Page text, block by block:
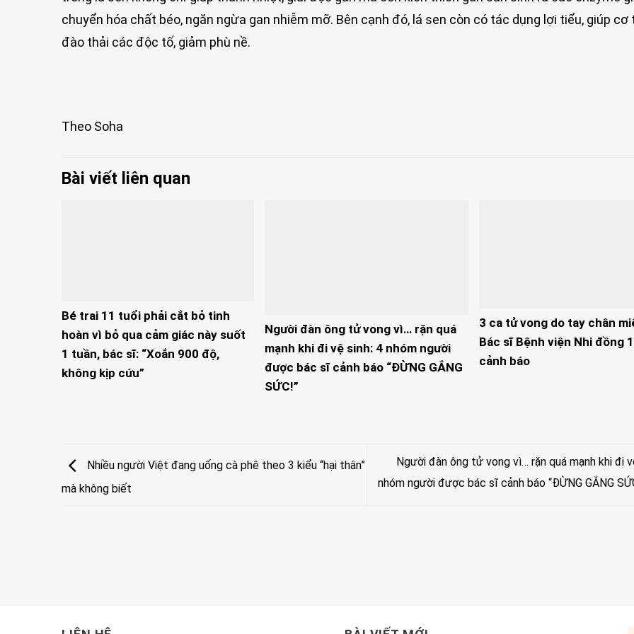
chuyển hóa chất béo, ngăn ngừa gan nhiễm mỡ. Bên cạnh đó, lá sen còn có tác dụng lợi tiểu, giúp cơ
đào thải các độc tố, giảm phù nề.
Theo Soha
Bài viết liên quan
Bé trai 11 tuổi phải cắt bỏ tinh
hoàn vì bỏ qua cảm giác này suốt
1 tuần, bác sĩ: “Xoắn 900 độ,
không kịp cứu”
Người đàn ông tử vong vì… rặn quá
mạnh khi đi vệ sinh: 4 nhóm người
được bác sĩ cảnh báo “ĐỪNG GẮNG
SỨC!”
3 ca tử vong do tay chân
Bác sĩ Bệnh viện Nhi đồng
cảnh báo
Nhiều người Việt đang uống cà phê theo 3 kiểu “hại thân”
mà không biết
Người đàn ông tử vong vì… rặn quá mạnh khi đi
nhóm người được bác sĩ cảnh báo “ĐỪNG GẮNG